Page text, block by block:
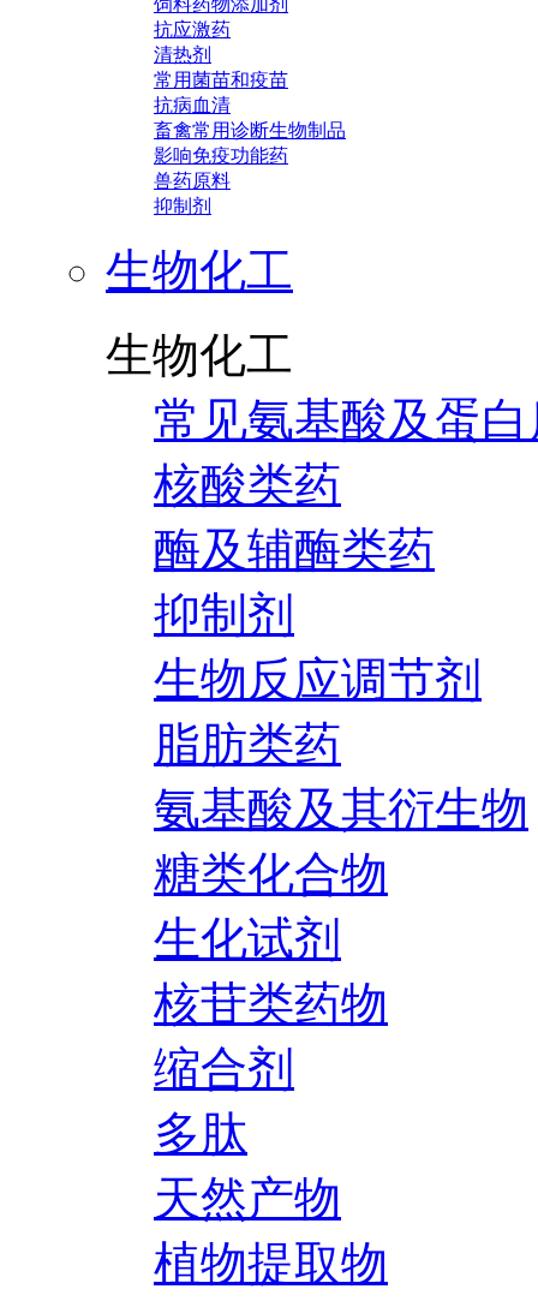
饲料药物添加剂
抗应激药
清热剂
常用菌苗和疫苗
抗病血清
畜禽常用诊断生物制品
影响免疫功能药
兽药原料
抑制剂
生物化工
生物化工
常见氨基酸及蛋
核酸类药
酶及辅酶类药
抑制剂
生物反应调节剂
脂肪类药
氨基酸及其衍生物
糖类化合物
生化试剂
核苷类药物
缩合剂
多肽
天然产物
植物提取物